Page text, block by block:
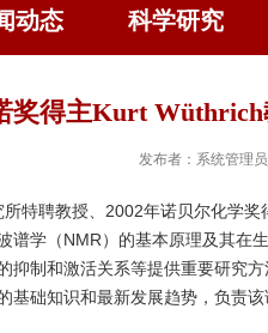
动态 科学研究
奖得主Kurt Wüthrich
发布者：系统管理员
特聘教授、2002年诺贝尔化学
学（NMR）的基本原理及其在
抑制和激活关系等提供重要研究
基础知识和最新发展趋势，负责